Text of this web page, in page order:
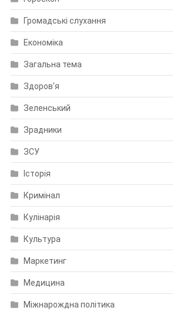
Громадські слухання
Економіка
Загальна тема
Здоров'я
Зеленський
Зрадники
ЗСУ
Історія
Кримінал
Кулінарія
Культура
Маркетинг
Медицина
Міжнарождна політика